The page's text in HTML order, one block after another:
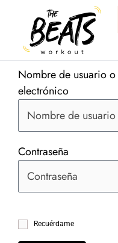
contenido
Nombre de usuario
electrónico
Contraseña
Recuérdame